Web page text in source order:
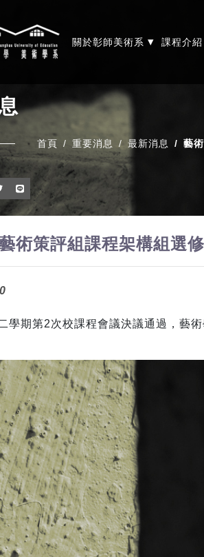
關於彰師美術系 ▾ 課程介紹
首頁 重要消息 最新消息 藝
術策評組課程架構組選
學期第2次校課程會議決議通過，藝